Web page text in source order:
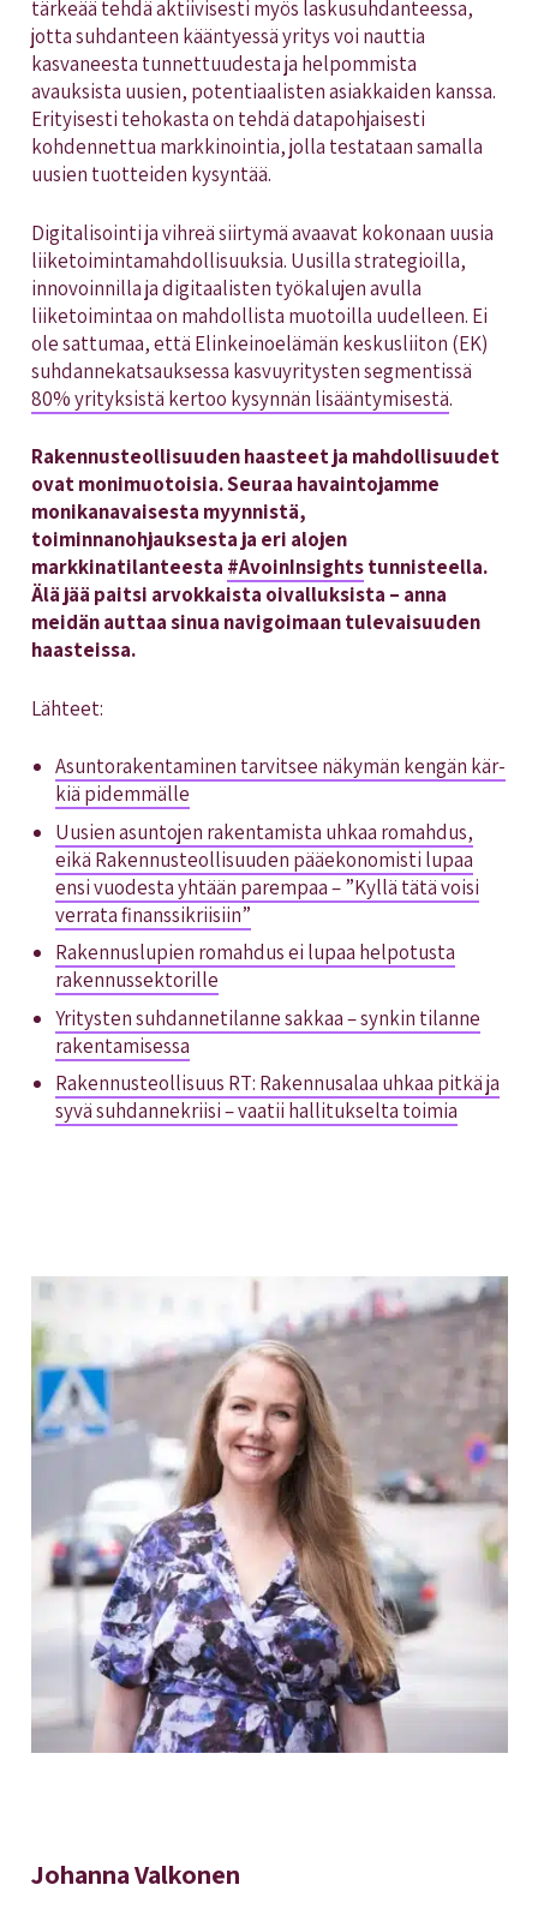
tärkeää tehdä aktiivisesti myös laskusuhdanteessa,
jotta suhdanteen kääntyessä yritys voi nauttia
kasvaneesta tunnettuudesta ja helpommista
avauksista uusien, potentiaalisten asiakkaiden kanssa.
Erityisesti tehokasta on tehdä datapohjaisesti
kohdennettua markkinointia, jolla testataan samalla
uusien tuotteiden kysyntää.
Digitalisointi ja vihreä siirtymä avaavat kokonaan uusia
liiketoimintamahdollisuuksia. Uusilla strategioilla,
innovoinnilla ja digitaalisten työkalujen avulla
liiketoimintaa on mahdollista muotoilla uudelleen. Ei
ole sattumaa, että Elinkeinoelämän keskusliiton (EK)
suhdannekatsauksessa kasvuyritysten segmentissä
80% yrityksistä kertoo kysynnän lisääntymisestä.
Rakennusteollisuuden haasteet ja mahdollisuudet
ovat monimuotoisia. Seuraa havaintojamme
monikanavaisesta myynnistä,
toiminnanohjauksesta ja eri alojen
markkinatilanteesta #AvoinInsightstunnisteella.
Älä jää paitsi arvokkaista oivalluksista – anna
meidän auttaa sinua navigoimaan tulevaisuuden
haasteissa.
Lähteet:
Asun­to­ra­ken­ta­mi­nen tar­vit­see nä­ky­män ken­gän kär­
kiä pi­dem­mäl­le
Uusien asuntojen rakentamista uhkaa romahdus,
eikä Rakennusteollisuuden pääekonomisti lupaa
ensi vuodesta yhtään parempaa – ”Kyllä tätä voisi
verrata finanssikriisiin”
Rakennuslupien romahdus ei lupaa helpotusta
rakennussektorille
Yritysten suhdannetilanne sakkaa – synkin tilanne
rakentamisessa
Rakennusteollisuus RT: Rakennusalaa uhkaa pitkä ja
syvä suhdannekriisi – vaatii hallitukselta toimia
Johanna Valkonen